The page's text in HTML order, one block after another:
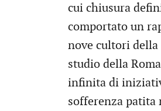
cui chiusura
comportato un
nove cultori della
studio della
infinita di
sofferenza patita